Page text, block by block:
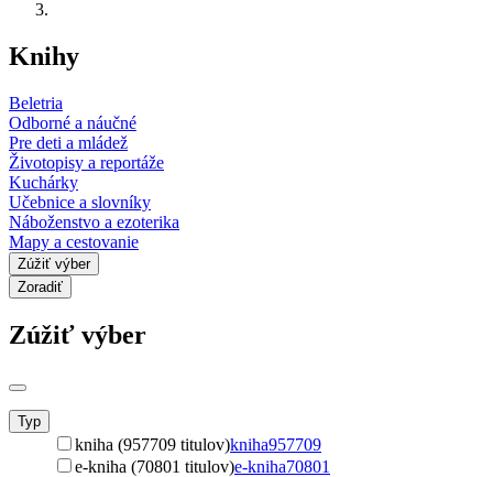
Knihy
Beletria
Odborné a náučné
Pre deti a mládež
Životopisy a reportáže
Kuchárky
Učebnice a slovníky
Náboženstvo a ezoterika
Mapy a cestovanie
Zúžiť výber
Zoradiť
Zúžiť výber
Typ
kniha (957709 titulov)kniha957709
e-kniha (70801 titulov)e-kniha70801